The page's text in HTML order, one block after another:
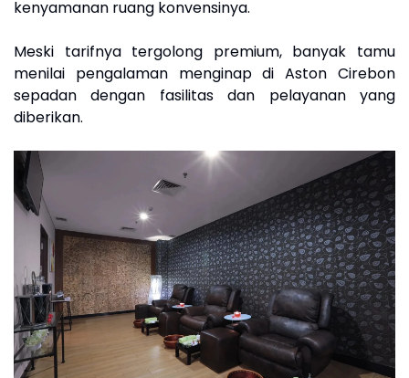
kenyamanan ruang konvensinya.
Meski tarifnya tergolong premium, banyak tamu
menilai pengalaman menginap di Aston Cirebon
sepadan dengan fasilitas dan pelayanan yang
diberikan.